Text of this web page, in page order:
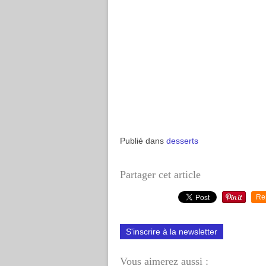
Publié dans desserts
Partager cet article
S'inscrire à la newsletter
Vous aimerez aussi :